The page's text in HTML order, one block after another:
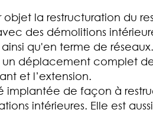
la restructuration du
des démolitions
qu'en terme de réseaux.
un déplacement complet
et l’extension.
implantée de façon à
intérieures. Elle est